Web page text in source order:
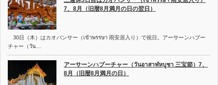
7、8月（旧暦8月満月の日の翌日）
30日（木）はカオパンサー（เข้าพรรษา 雨安居入り）で祝日。アーサーンハブー
チャー（วัน…
アーサーンハブーチャー（วันอาสาฬหบูชา 三宝節）7、
8月（旧暦8月満月の日）